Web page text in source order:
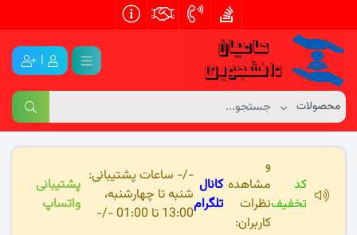
|
کد
تخفیف
و
مشاهده
نظرات
کاربران:
کانال
تلگرام
-/- ساعات پشتیبانی:
شنبه تا چهارشنبه،
13:00 تا 01:00 -/-
پشتیبانی
واتساپ